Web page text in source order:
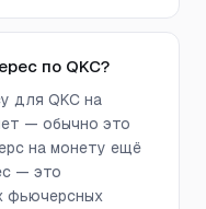
по QKC?
для QKC на
— обычно это
на монету ещё
— это
фьючерсных